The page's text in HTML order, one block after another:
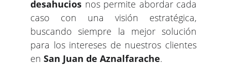
desahucios nos permite abordar cada
caso con una visión estratégica,
buscando siempre la mejor solución
para los intereses de nuestros clientes
en San Juan de Aznalfarache.